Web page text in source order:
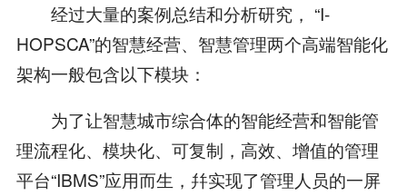
经过大量的案例总结和分析研究， “I-
HOPSCA”的智慧经营、智慧管理两个高端智能化
架构一般包含以下模块：
为了让智慧城市综合体的智能经营和智能管
理流程化、模块化、可复制，高效、增值的管理
平台“IBMS”应用而生，幷实现了管理人员的一屏